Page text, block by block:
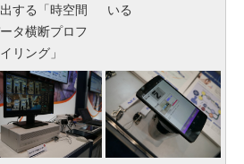
する「時空間
タ横断プロフ
リング」
いる